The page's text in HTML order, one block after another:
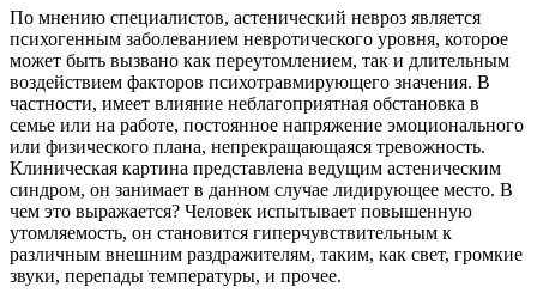
По мнению специалистов, астенический невроз является
психогенным заболеванием невротического уровня, которое
может быть вызвано как переутомлением, так и длительным
воздействием факторов психотравмирующего значения. В
частности, имеет влияние неблагоприятная обстановка в
семье или на работе, постоянное напряжение эмоционального
или физического плана, непрекращающаяся тревожность.
Клиническая картина представлена ведущим астеническим
синдром, он занимает в данном случае лидирующее место. В
чем это выражается? Человек испытывает повышенную
утомляемость, он становится гиперчувствительным к
различным внешним раздражителям, таким, как свет, громкие
звуки, перепады температуры, и прочее.